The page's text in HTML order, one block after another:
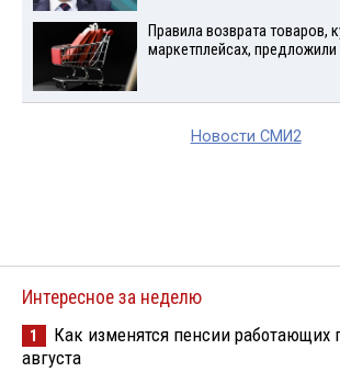
Правила возврата товаров,
маркетплейсах, предложили
Новости СМИ2
Интересное за неделю
1
Как изменятся пенсии работающих
августа